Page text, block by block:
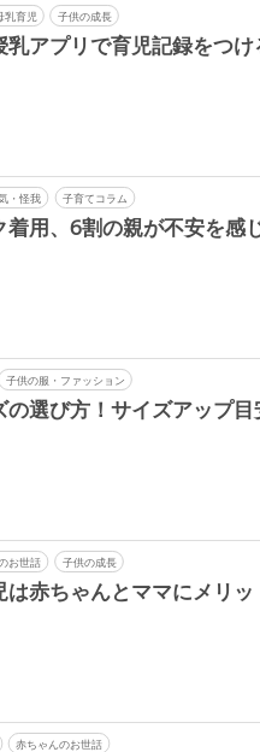
乳育児 子供の成長
乳アプリで育児記録をつ
・怪我 子育てコラム
着用、6割の親が不安を感
子供の服・ファッション
の選び方！サイズアップ
お世話 子供の成長
は赤ちゃんとママにメリ
赤ちゃんのお世話